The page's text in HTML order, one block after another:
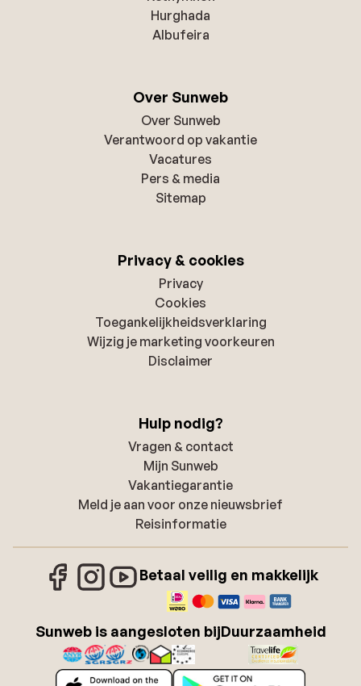
Hurghada
Albufeira
Over Sunweb
Over Sunweb
Verantwoord op vakantie
Vacatures
Pers & media
Sitemap
Privacy & cookies
Privacy
Cookies
Toegankelijkheidsverklaring
Wijzig je marketing voorkeuren
Disclaimer
Hulp nodig?
Vragen & contact
Mijn Sunweb
Vakantiegarantie
Meld je aan voor onze nieuwsbrief
Reisinformatie
Betaal veilig en makkelijk
Sunweb is aangesloten bijDuurzaamheid